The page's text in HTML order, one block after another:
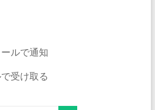
ルで通知
受け取る